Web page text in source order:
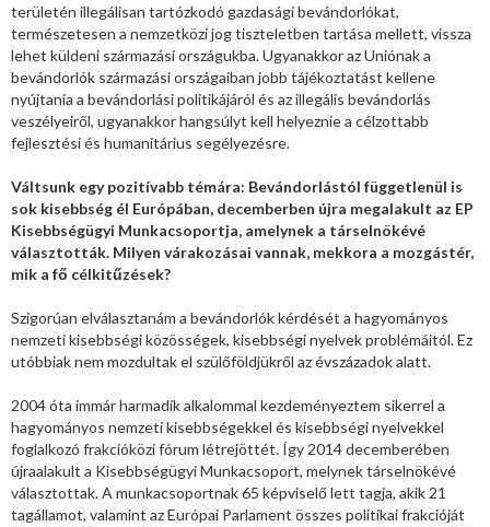
területén illegálisan tartózkodó gazdasági bevándorlókat,
természetesen a nemzetközi jog tiszteletben tartása mellett, vissza
lehet küldeni származási országukba. Ugyanakkor az Uniónak a
bevándorlók származási országaiban jobb tájékoztatást kellene
nyújtania a bevándorlási politikájáról és az illegális bevándorlás
veszélyeiről, ugyanakkor hangsúlyt kell helyeznie a célzottabb
fejlesztési és humanitárius segélyezésre.
Váltsunk egy pozitívabb témára: Bevándorlástól függetlenül is
sok kisebbség él Európában, decemberben újra megalakult az EP
Kisebbségügyi Munkacsoportja, amelynek a társelnökévé
választották. Milyen várakozásai vannak, mekkora a mozgástér,
mik a fő célkitűzések?
Szigorúan elválasztanám a bevándorlók kérdését a hagyományos
nemzeti kisebbségi közösségek, kisebbségi nyelvek problémáitól. Ez
utóbbiak nem mozdultak el szülőföldjükről az évszázadok alatt.
2004 óta immár harmadik alkalommal kezdeményeztem sikerrel a
hagyományos nemzeti kisebbségekkel és kisebbségi nyelvekkel
foglalkozó frakcióközi fórum létrejöttét. Így 2014 decemberében
újraalakult a Kisebbségügyi Munkacsoport, melynek társelnökévé
választottak. A munkacsoportnak 65 képviselő lett tagja, akik 21
tagállamot, valamint az Európai Parlament összes politikai frakcióját